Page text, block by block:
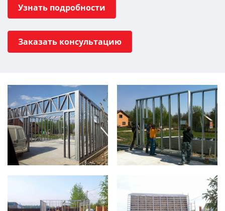
Узнать подробности
Заказать консультацию